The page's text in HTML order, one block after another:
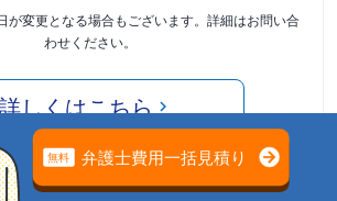
が変更となる場合もございます。詳細はお問い合
わせください。
詳しくはこちら
営業時間外 09:30-18:00